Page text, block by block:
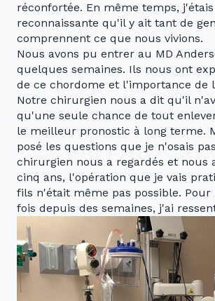
réconfortée. En même temps, j'étais
reconnaissante qu'il y ait tant de
comprennent ce que nous vivions.
Nous avons pu entrer au MD
quelques semaines. Ils nous ont
de ce chordome et l'importance de
Notre chirurgien nous a dit qu'il
qu'une seule chance de tout
le meilleur pronostic à long terme.
posé les questions que je n'osais
chirurgien nous a regardés et nous
cinq ans, l'opération que je vais
fils n'était même pas possible. Pour
fois depuis des semaines, j'ai